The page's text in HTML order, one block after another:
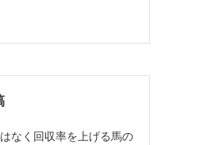
なく回収率を上げる馬の